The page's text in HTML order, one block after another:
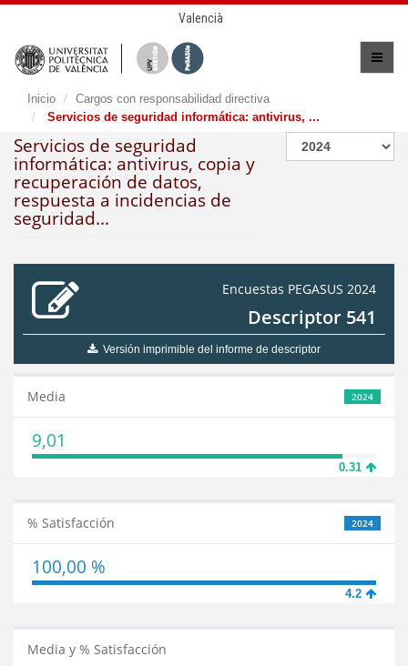
Valencià
Inicio
Cargos con responsabilidad directiva
Servicios de seguridad informática: antivirus, ...
Servicios de seguridad
informática: antivirus, copia y
recuperación de datos,
respuesta a incidencias de
seguridad...
Encuestas PEGASUS 2024
Descriptor 541
Versión imprimible del informe de descriptor
2024
Media
9,01
0.31
2024
% Satisfacción
100,00 %
4.2
Media y % Satisfacción